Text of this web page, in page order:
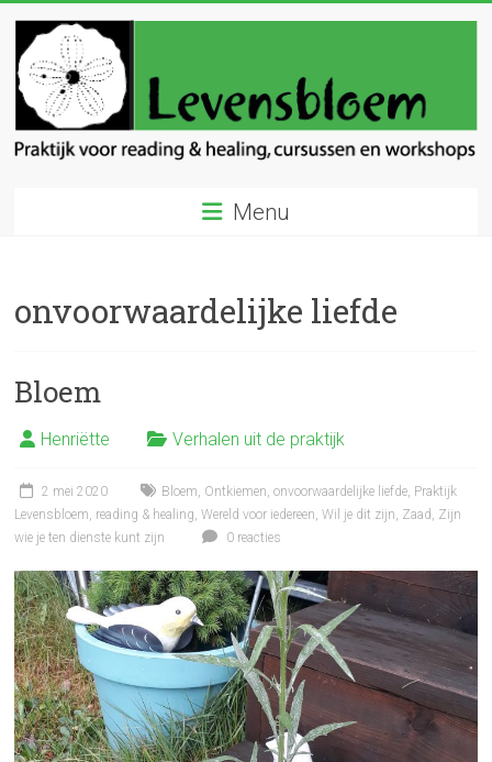
inhoud
Levensbloem
en
Menu
onvoorwaardelijke liefde
Bloem
Henriëtte Verhalen uit de praktijk
2 mei 2020 Bloem, Ontkiemen,onvoorwaardelijke liefde, Praktijk
Levensbloem, reading & healing,Wereld voor iedereen,Wil je dit zijn, Zaad , Zijn
wie je ten dienste kunt zijn
0 reacties